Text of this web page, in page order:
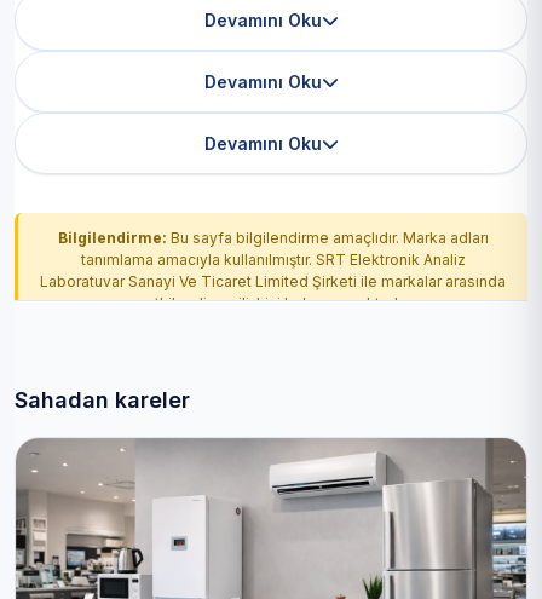
Devamını Oku
Devamını Oku
Devamını Oku
Bilgilendirme: Bu sayfa bilgilendirme amaçlıdır. Marka adları
tanımlama amacıyla kullanılmıştır. SRT Elektronik Analiz
Laboratuvar Sanayi Ve Ticaret Limited Şirketi ile markalar arasında
yetkilendirme ilişkisi bulunmamaktadır.
Sahadan kareler